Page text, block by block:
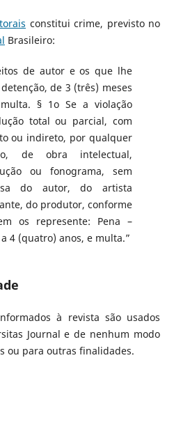
constitui crime, previsto no
Brasileiro:
de autor e os que lhe
de 3 (três) meses
§ 1o Se a violação
total ou parcial, com
ou indireto, por qualquer
de obra intelectual,
ou fonograma, sem
do autor, do artista
do produtor, conforme
os represente: Pena –
4 (quatro) anos, e multa.”
à revista são usados
Journal e de nenhum modo
ou para outras finalidades.